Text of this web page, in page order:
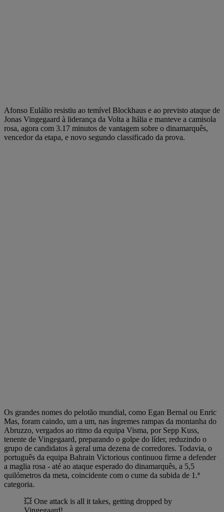
Afonso Eulálio resistiu ao temível Blockhaus e ao previsto ataque de
Jonas Vingegaard à liderança da Volta a Itália e manteve a camisola
rosa, agora com 3.17 minutos de vantagem sobre o dinamarquês,
vencedor da etapa, e novo segundo classificado da prova.
Os grandes nomes do pelotão mundial, como Egan Bernal ou Enric
Mas, foram caindo, um a um, nas íngremes rampas da montanha do
Abruzzo, vergados ao ritmo da equipa Visma, por Sepp Kuss,
tenente de Vingegaard, preparando o golpe do líder, reduzindo o
grupo de candidatos à geral uma dezena de corredores. Todavia, o
português da equipa Bahrain Victorious continuou firme a defender
a maglia rosa - até ao ataque esperado do dinamarquês, a 5,5
quilómetros da meta, coincidente com o cume da subida de 1.ª
categoria.
💥 One attack is all it takes, getting dropped by
Vingegaard!